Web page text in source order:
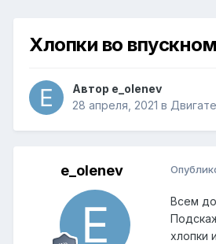
Хлопки во
Автор e_olenev
28 апреля, 2021 в
e_olenev
Всем
хлопки